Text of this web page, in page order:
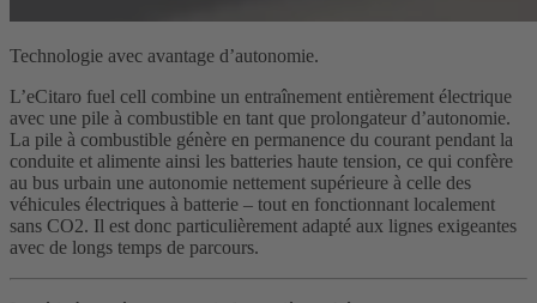
Technologie avec avantage d’autonomie.
L’eCitaro fuel cell combine un entraînement entièrement électrique
avec une pile à combustible en tant que prolongateur d’autonomie.
La pile à combustible génère en permanence du courant pendant la
conduite et alimente ainsi les batteries haute tension, ce qui confère
au bus urbain une autonomie nettement supérieure à celle des
véhicules électriques à batterie – tout en fonctionnant localement
sans CO2. Il est donc particulièrement adapté aux lignes exigeantes
avec de longs temps de parcours.